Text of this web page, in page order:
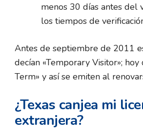
menos 30 días antes del
los tiempos de
Antes de septiembre de 2011
decían «Temporary Visitor»;
Term» y así se emiten al
¿Texas canjea mi
extranjera?